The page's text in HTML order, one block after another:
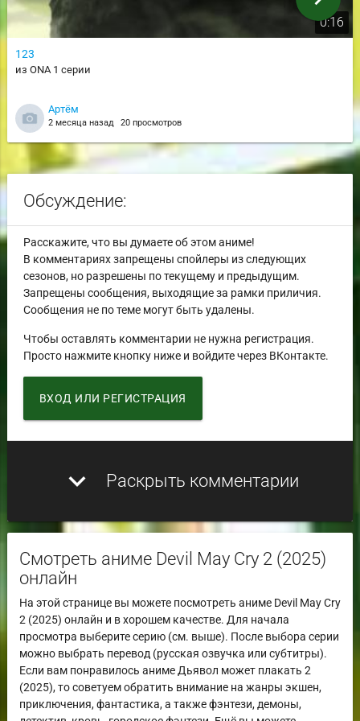
0:16
123
из ONA 1 серии
Артём
2 месяца назад 20 просмотров
Обсуждение:
Расскажите, что вы думаете об этом аниме!
В комментариях запрещены спойлеры из следующих
сезонов, но разрешены по текущему и предыдущим.
Запрещены сообщения, выходящие за рамки приличия.
Сообщения не по теме могут быть удалены.
Чтобы оставлять комментарии не нужна регистрация.
Просто нажмите кнопку ниже и войдите через ВКонтакте.
ВХОД ИЛИ РЕГИСТРАЦИЯ
expand_more Раскрыть комментарии
Смотреть аниме Devil May Cry 2 (2025)
онлайн
На этой странице вы можете посмотреть аниме Devil May Cry
2 (2025) онлайн и в хорошем качестве. Для начала
просмотра выберите серию (см. выше). После выбора серии
можно выбрать перевод (русская озвучка или субтитры).
Если вам понравилось аниме Дьявол может плакать 2
(2025), то советуем обратить внимание на жанры экшен,
приключения, фантастика, а также фэнтези, демоны,